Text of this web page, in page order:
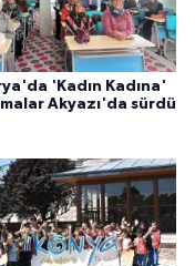
'Kadın Kadına'
Akyazı'da sürdü